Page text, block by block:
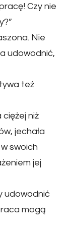
Czy nie
Nie
udowodnić,
też
niż
jechała
swoich
jej
udowodnić
mogą